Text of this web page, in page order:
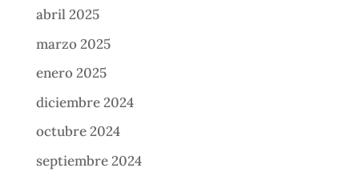
abril 2025
marzo 2025
enero 2025
diciembre 2024
octubre 2024
septiembre 2024